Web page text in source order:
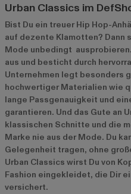
Urban Classics im
Bist Du ein treuer Hip Hop-
auf dezente Klamotten? Dann
Mode unbedingt
aus und besticht durch
Unternehmen legt besonders
hochwertiger Materialien wie
lange Passgenauigkeit und
garantieren. Und das Gute an
klassischen Schnitte und die
Marke nie aus der Mode. Du
Gelegenheit tragen, ohne
Urban Classics wirst Du von
Fashion eingekleidet, die Dir
versichert.